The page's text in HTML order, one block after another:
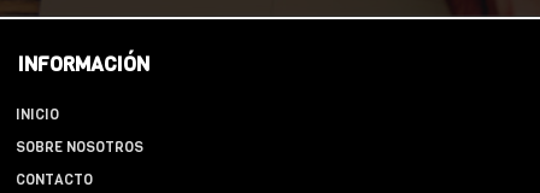
INFORMACIÓN
INICIO
SOBRE NOSOTROS
CONTACTO